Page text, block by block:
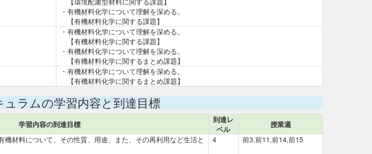
・有機材料化学について理解を深める。
【有機材料化学に関する課題】
・有機材料化学について理解を深める。
【有機材料化学に関する課題】
・有機材料化学について理解を深める。
【有機材料化学に関するまとめ課題】
・有機材料化学について理解を深める。
【有機材料化学に関するまとめ課題】
ラムの学習内容と到達目標
学習内容の到達目標
到達レ
ベル
授業週
機材料について、その性質、用途、また、その再利用など生活と
4 前3,前11,前14,前15